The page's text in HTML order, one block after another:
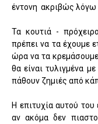
έντονη ακριβώς λόγω
Τα κουτιά -
πρέπει να τα έχουμε
ώρα να τα
θα είναι τυλιγμένα
πάθουν ζημιές από
Η επιτυχία αυτού του
αν ακόμα δεν